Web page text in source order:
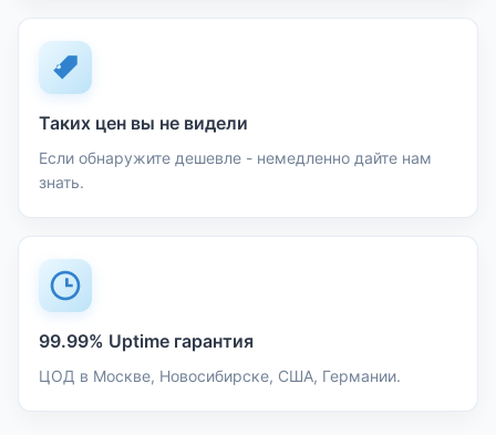
Таких цен вы не видели
Если обнаружите дешевле - немедленно дайте нам
знать.
99.99% Uptime гарантия
ЦОД в Москве, Новосибирске, США, Германии.